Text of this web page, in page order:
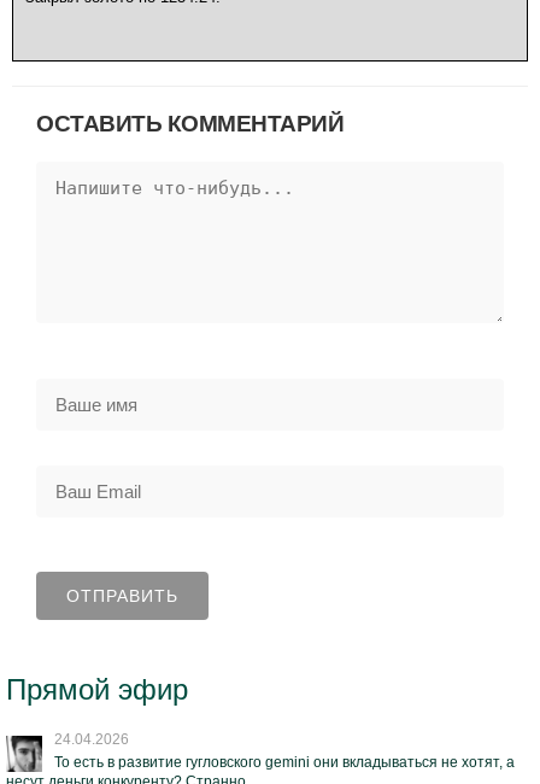
ОСТАВИТЬ КОММЕНТАРИЙ
Прямой эфир
24.04.2026
То есть в развитие гугловского gemini они вкладываться не хотят, а